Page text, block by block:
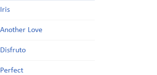
Iris
Another Love
Disfruto
Perfect